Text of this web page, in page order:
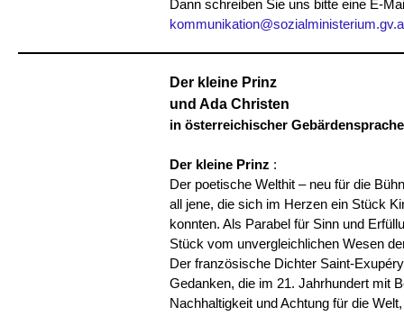
Dann schreiben Sie uns bitte eine E-
Der kleine Prinz
und Ada Christen
in österreichischer Gebärdensprache
Der kleine Prinz :
Der poetische Welthit – neu für die
all jene, die sich im Herzen ein Stück
konnten. Als Parabel für Sinn und
Stück vom unvergleichlichen Wesen
Der französische Dichter Saint-
Gedanken, die im 21. Jahrhundert mit
Nachhaltigkeit und Achtung für die